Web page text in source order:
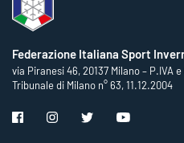
Federazione Italiana Sport
via Piranesi 46, 20137 Milano – P.IVA
Tribunale di Milano n° 63, 11.12.2004